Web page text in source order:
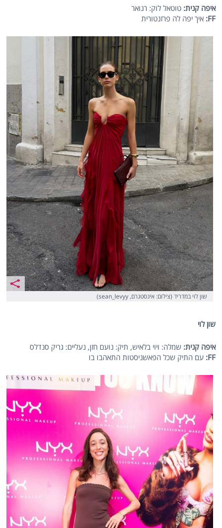
איפה קנית: טוטאל לוק: רנואר
FF
: איך יפה לה פרזנטורית
שון לוי במדריד (צילום: אינסטגרם, sean_levyy)
שון לוי
איפה קנית: שמלה: ויוי בלאיש, תיק: נועם חזן, נעליים: גריק סנדלס
FF
: עם התיק שכל הפאשניסטות התאהבו בו